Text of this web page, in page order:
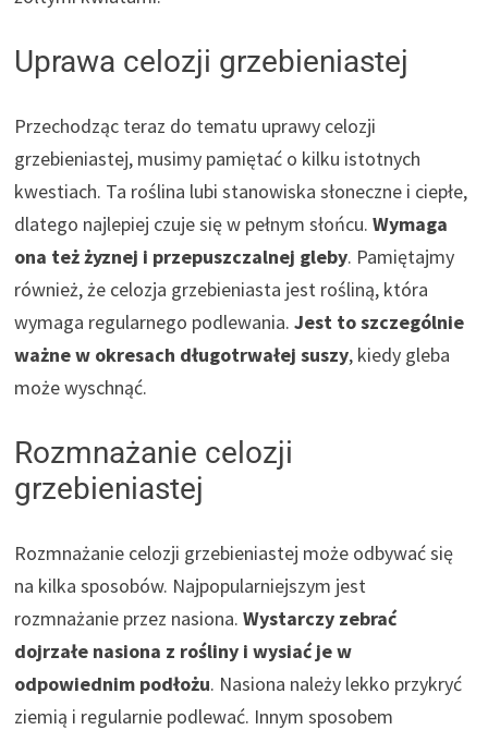
Uprawa celozji grzebieniastej
Przechodząc teraz do tematu uprawy celozji
grzebieniastej, musimy pamiętać o kilku istotnych
kwestiach. Ta roślina lubi stanowiska słoneczne i ciepłe,
dlatego najlepiej czuje się w pełnym słońcu.Wymaga
ona też żyznej i przepuszczalnej gleby. Pamiętajmy
również, że celozja grzebieniasta jest rośliną, która
wymaga regularnego podlewania.Jest to szczególnie
ważne w okresach długotrwałej suszy, kiedy gleba
może wyschnąć.
Rozmnażanie celozji
grzebieniastej
Rozmnażanie celozji grzebieniastej może odbywać się
na kilka sposobów. Najpopularniejszym jest
rozmnażanie przez nasiona.Wystarczy zebrać
dojrzałe nasiona z rośliny i wysiać je w
odpowiednim podłożu. Nasiona należy lekko przykryć
ziemią i regularnie podlewać. Innym sposobem